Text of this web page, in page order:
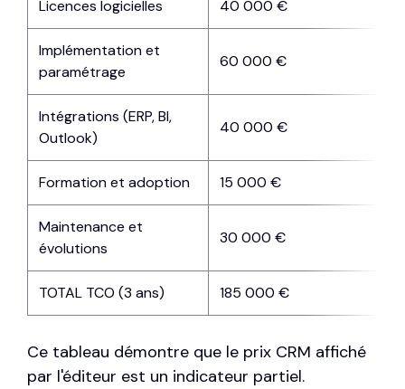
Licences logicielles 40 000 €
Implémentation et
paramétrage
60 000 €
Intégrations (ERP, BI,
Outlook)
40 000 €
Formation et adoption 15 000 €
Maintenance et
évolutions
30 000 €
TOTAL TCO (3 ans) 185 000 €
Ce tableau démontre que le prix CRM affiché
par l'éditeur est un indicateur partiel.